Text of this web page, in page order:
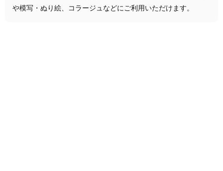
や模写・ぬり絵、コラージュなどにご利用いただけます。